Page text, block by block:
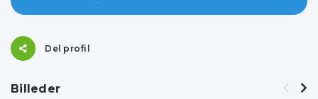
Del profil
Billeder